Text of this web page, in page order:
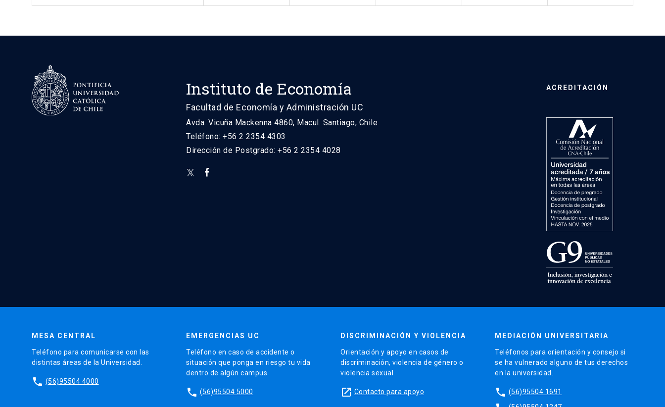
Instituto de Economía
Facultad de Economía y Administración UC
Avda. Vicuña Mackenna 4860, Macul. Santiago, Chile
Teléfono: +56 2 2354 4303
Dirección de Postgrado: +56 2 2354 4028
ACREDITACIÓN
MESA CENTRAL
Teléfono para comunicarse con las
distintas áreas de la Universidad.
phone (56)95504 4000
EMERGENCIAS UC
Teléfono en caso de accidente o
situación que ponga en riesgo tu vida
dentro de algún campus.
phone (56)95504 5000
DISCRIMINACIÓN Y VIOLENCIA
Orientación y apoyo en casos de
discriminación, violencia de género o
violencia sexual.
launch Contacto para apoyo
MEDIACIÓN UNIVERSITARIA
Teléfonos para orientación y consejo si
se ha vulnerado alguno de tus derechos
en la universidad.
phone (56)95504 1691